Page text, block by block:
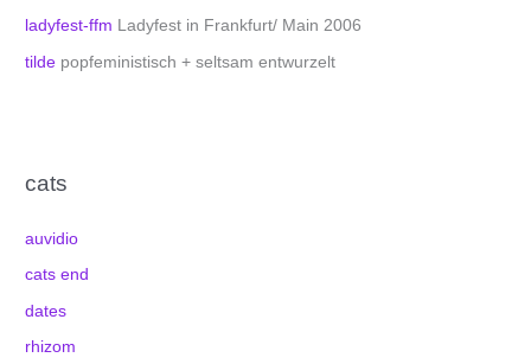
ladyfest-ffm Ladyfest in Frankfurt/ Main 2006
tilde popfeministisch + seltsam entwurzelt
cats
auvidio
cats end
dates
rhizom